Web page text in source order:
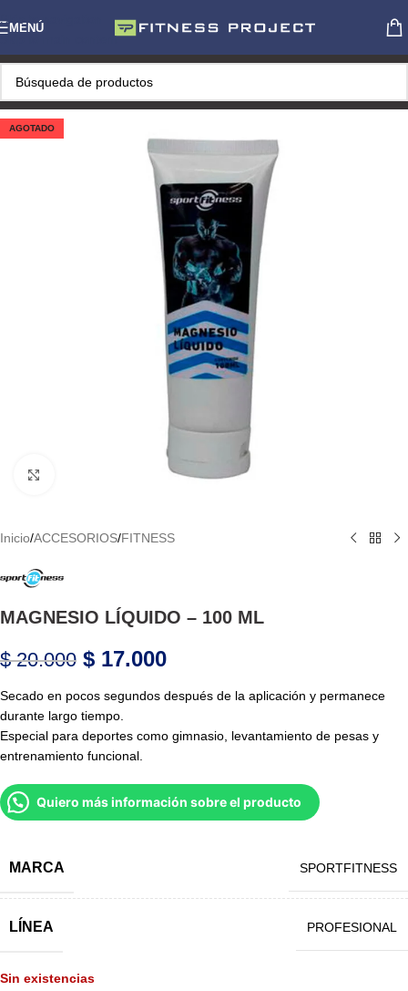
Skip to navigation
Skip to main content
MENÚ
AGOTADO
Haga Click para agrandar
Inicio/ACCESORIOS/FITNESS
MAGNESIO LÍQUIDO – 100 ML
$20.000 $ 17.000
Secado en pocos segundos después de la aplicación y permanece
durante largo tiempo.
Especial para deportes como gimnasio, levantamiento de pesas y
entrenamiento funcional.
Quiero más información sobre el producto
MARCA SPORTFITNESS
LÍNEA PROFESIONAL
Sin existencias